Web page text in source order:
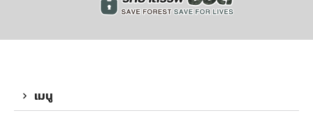
เมนู